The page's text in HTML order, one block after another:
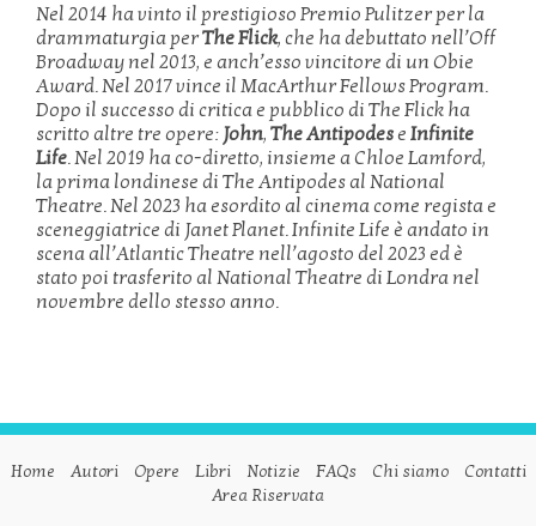
Nel 2014 ha vinto il prestigioso Premio Pulitzer per la
drammaturgia perThe Flick, che ha debuttato nell’Off
Broadway nel 2013, e anch’esso vincitore di un Obie
Award. Nel 2017 vince il MacArthur Fellows Program.
Dopo il successo di critica e pubblico di The Flick ha
scritto altre tre opere: John,The AntipodeseInfinite
Life. Nel 2019 ha co-diretto, insieme a Chloe Lamford,
la prima londinese di The Antipodes al National
Theatre. Nel 2023 ha esordito al cinema come regista e
sceneggiatrice di Janet Planet. Infinite Life è andato in
scena all’Atlantic Theatre nell’agosto del 2023 ed è
stato poi trasferito al National Theatre di Londra nel
novembre dello stesso anno.
Home Autori Opere Libri Notizie FAQs Chi siamo
Contatti
Area Riservata